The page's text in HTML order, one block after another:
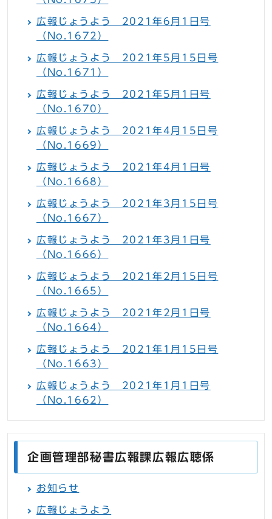
広報じょうよう 2021年6月1日号
（No.1672）
広報じょうよう 2021年5月15日号
（No.1671）
広報じょうよう 2021年5月1日号
（No.1670）
広報じょうよう 2021年4月15日号
（No.1669）
広報じょうよう 2021年4月1日号
（No.1668）
広報じょうよう 2021年3月15日号
（No.1667）
広報じょうよう 2021年3月1日号
（No.1666）
広報じょうよう 2021年2月15日号
（No.1665）
広報じょうよう 2021年2月1日号
（No.1664）
広報じょうよう 2021年1月15日号
（No.1663）
広報じょうよう 2021年1月1日号
（No.1662）
企画管理部秘書広報課広報広聴係
お知らせ
広報じょうよう